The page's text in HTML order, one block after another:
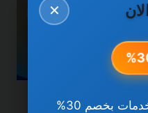
✕
بخصم 30%